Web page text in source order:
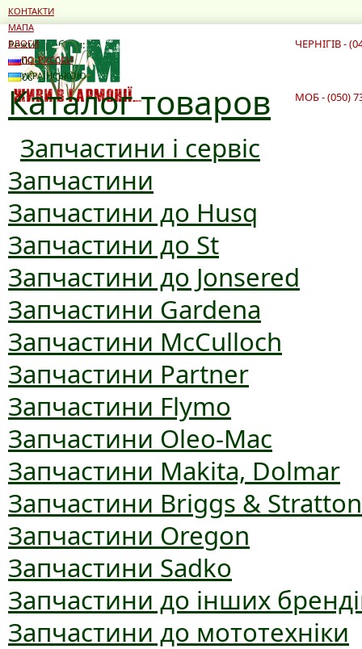
Режим роботи:
10:00 - 19:00
10:00 - 16:00
ЧЕРНІГІВ -
Каталог товаров
Запчастини і сервіс
Запчастини
Запчастини до Husq
Запчастини до St
Запчастини до Jonsered
Запчастини Gardena
Запчастини McCulloch
Запчастини Partner
Запчастини Flymo
Запчастини Oleo-Mac
Запчастини Makita, Dolmar
Запчастини Briggs & Stratton
Запчастини Oregon
Запчастини Sadko
Запчастини до інших
Запчастини до мототехніки
МОБ - (050)
КОНТАКТИ
МАПА
БЛОГИ
ПО-РУССКИ
УКРАЇНСЬКОЮ